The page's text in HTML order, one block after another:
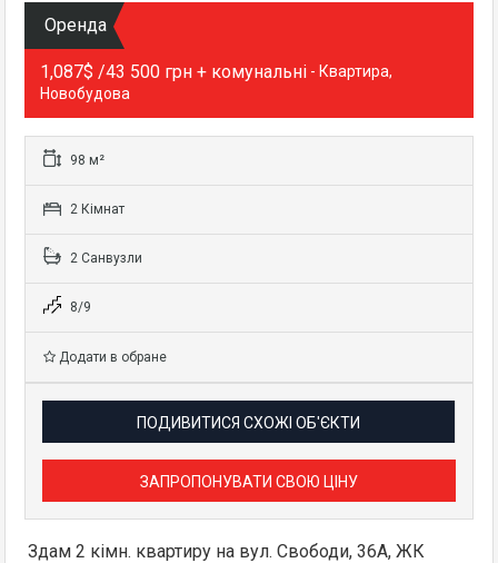
Оренда
1,087$ /43 500 грн + комунальні - Квартира,
Новобудова
98 м²
2 Кімнат
2 Санвузли
8/9
Додати в обране
ПОДИВИТИСЯ СХОЖІ ОБ'ЄКТИ
ЗАПРОПОНУВАТИ СВОЮ ЦІНУ
Здам 2 кімн. квартиру на вул. Свободи, 36А, ЖК